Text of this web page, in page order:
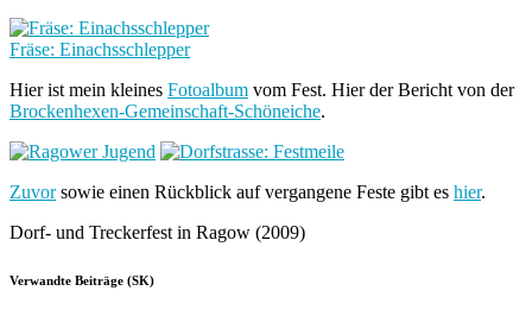
Fräse: Einachsschlepper
Hier ist mein kleines Fotoalbum vom Fest. Hier der Bericht von der
Brockenhexen-Gemeinschaft-Schöneiche.
Zuvorsowie einen Rückblick auf vergangene Feste gibt es hier.
Dorf- und Treckerfest in Ragow (2009)
Verwandte Beiträge (SK)